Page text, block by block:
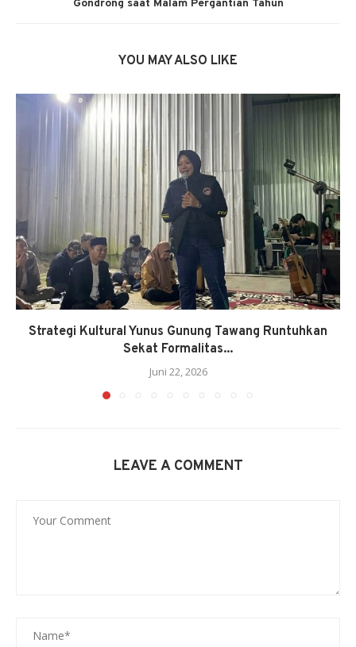
Gondrong saat Malam Pergantian Tahun
YOU MAY ALSO LIKE
Strategi Kultural Yunus Gunung Tawang Runtuhkan
Sekat Formalitas...
Juni 22, 2026
LEAVE A COMMENT